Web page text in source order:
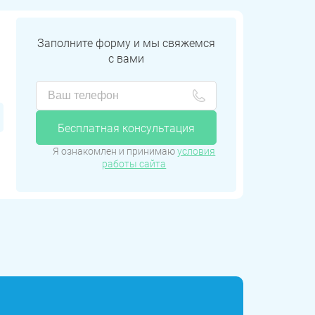
Заполните форму и мы свяжемся
с вами
Бесплатная консультация
Я ознакомлен и принимаюусловия
работы сайта